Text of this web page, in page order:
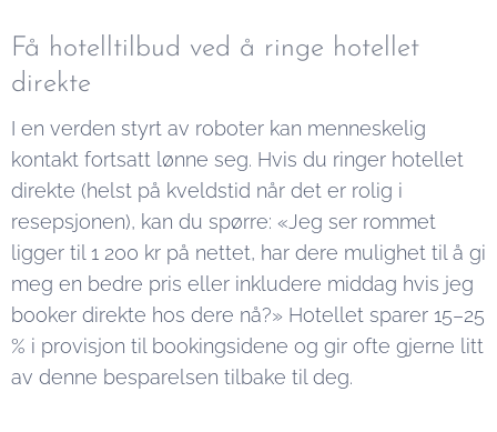
Få hotelltilbud ved å ringe hotellet
direkte
I en verden styrt av roboter kan menneskelig
kontakt fortsatt lønne seg. Hvis du ringer hotellet
direkte (helst på kveldstid når det er rolig i
resepsjonen), kan du spørre: «Jeg ser rommet
ligger til 1 200 kr på nettet, har dere mulighet til å gi
meg en bedre pris eller inkludere middag hvis jeg
booker direkte hos dere nå?» Hotellet sparer 15–25
% i provisjon til bookingsidene og gir ofte gjerne litt
av denne besparelsen tilbake til deg.